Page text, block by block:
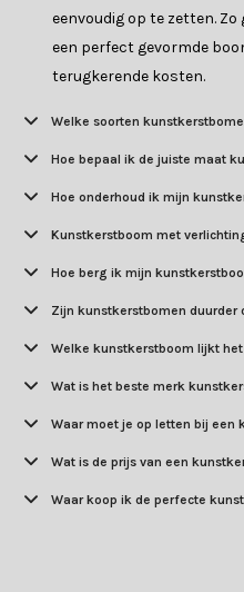
eenvoudig op te zetten.
een perfect gevormde
terugkerende kosten.
Welke soorten
Hoe bepaal ik de juiste maat
Hoe onderhoud ik mijn
Kunstkerstboom met
Hoe berg ik mijn
Zijn kunstkerstbomen duurder
Welke kunstkerstboom lijkt
Wat is het beste merk
Waar moet je op letten bij een
Wat is de prijs van een
Waar koop ik de perfecte